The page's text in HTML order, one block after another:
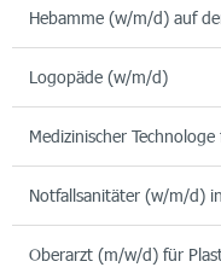
Hebamme (w/m/d) auf
Logopäde (w/m/d)
Medizinischer
Notfallsanitäter (w/m/d)
Oberarzt (m/w/d) für